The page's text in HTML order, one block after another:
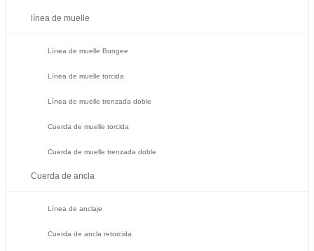
línea de muelle
Línea de muelle Bungee
Línea de muelle torcida
Línea de muelle trenzada doble
Cuerda de muelle torcida
Cuerda de muelle trenzada doble
Cuerda de ancla
Línea de anclaje
Cuerda de ancla retorcida